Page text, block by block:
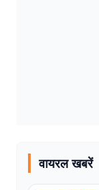
वायरल खबरें